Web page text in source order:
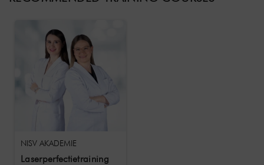
NISV AKADEMIE
Laserperfectietraining